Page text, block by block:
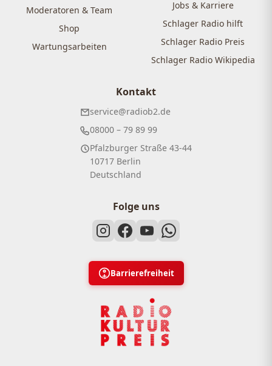
Moderatoren & Team
Shop
Wartungsarbeiten
Jobs & Karriere
Schlager Radio hilft
Schlager Radio Preis
Schlager Radio Wikipedia
Kontakt
service@radiob2.de
08000 – 79 89 99
Pfalzburger Straße 43-44
10717 Berlin
Deutschland
Folge uns
Barrierefreiheit